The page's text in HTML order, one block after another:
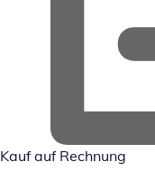
Kauf auf Rechnung